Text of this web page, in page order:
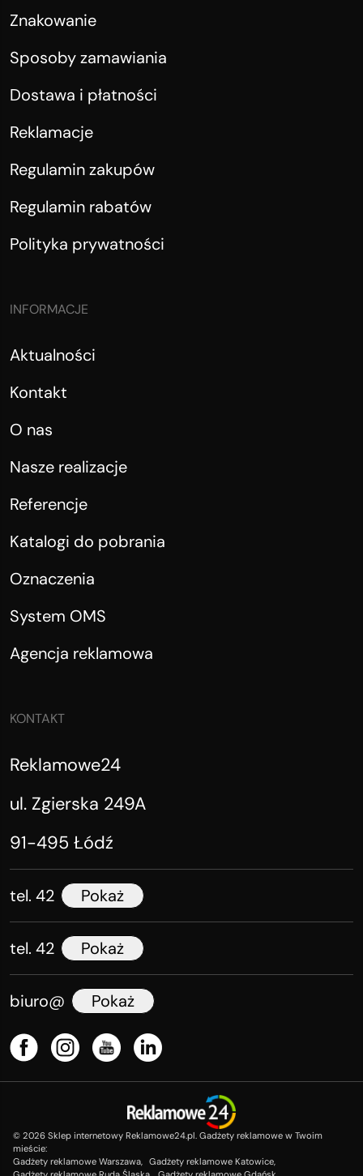
Znakowanie
Sposoby zamawiania
Dostawa i płatności
Reklamacje
Regulamin zakupów
Regulamin rabatów
Polityka prywatności
INFORMACJE
Aktualności
Kontakt
O nas
Nasze realizacje
Referencje
Katalogi do pobrania
Oznaczenia
System OMS
Agencja reklamowa
KONTAKT
Reklamowe24
ul. Zgierska 249A
91-495 Łódź
tel. 42 Pokaż
tel. 42 Pokaż
biuro@ Pokaż
© 2026 Sklep internetowy Reklamowe24.pl. Gadżety reklamowe w Twoim
mieście:
Gadżety reklamowe Warszawa, Gadżety reklamowe Katowice,